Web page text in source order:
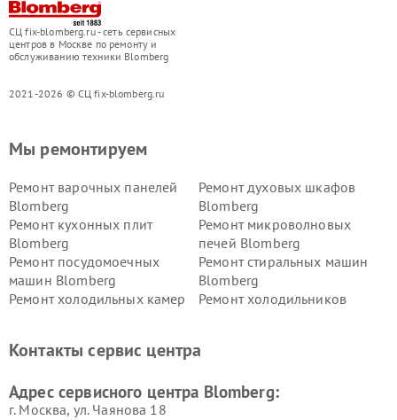
СЦ fix-blomberg.ru - сеть сервисных
центров в Москве по ремонту и
обслуживанию техники Blomberg
2021-2026 © СЦ fix-blomberg.ru
Мы ремонтируем
Ремонт варочных панелей
Blomberg
Ремонт духовых шкафов
Blomberg
Ремонт кухонных плит
Blomberg
Ремонт микроволновых
печей Blomberg
Ремонт посудомоечных
машин Blomberg
Ремонт стиральных машин
Blomberg
Ремонт холодильных камер
Ремонт холодильников
Контакты сервис центра
Адрес сервисного центра Blomberg:
г. Москва, ул. Чаянова 18